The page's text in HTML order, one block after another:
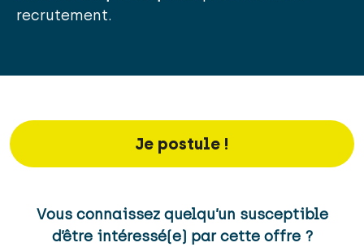
recrutement.
Je postule !
Vous connaissez quelqu’un susceptible
d’être intéressé(e) par cette offre ?